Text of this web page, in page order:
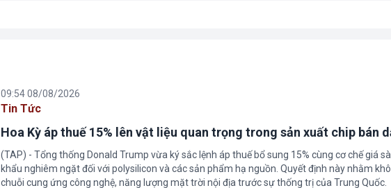
09:54 08/08/2026
Tin Tức
Hoa Kỳ áp thuế 15% lên vật liệu quan trọng trong sản xuất chip bán
(TAP) - Tổng thống Donald Trump vừa ký sắc lệnh áp thuế bổ sung 15% cùng cơ chế giá
khẩu nghiêm ngặt đối với polysilicon và các sản phẩm hạ nguồn. Quyết định này nhằm
chuỗi cung ứng công nghệ, năng lượng mặt trời nội địa trước sự thống trị của Trung Quốc.